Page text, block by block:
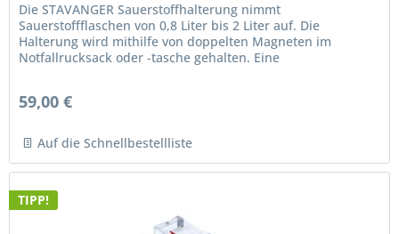
Die STAVANGER Sauerstoffhalterung nimmt
Sauerstoffflaschen von 0,8 Liter bis 2 Liter auf. Die
Halterung wird mithilfe von doppelten Magneten im
Notfallrucksack oder -tasche gehalten. Eine
59,00 €
Auf die Schnellbestellliste
TIPP!